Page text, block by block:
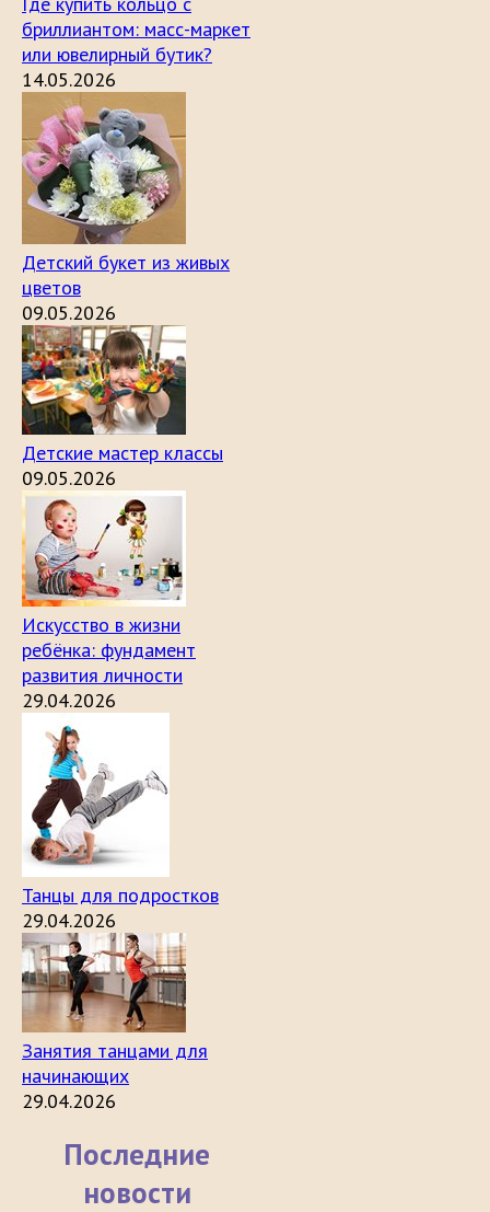
бриллиантом: масс-маркет
или ювелирный бутик?
14.05.2026
Детский букет из живых
цветов
09.05.2026
Детские мастер классы
09.05.2026
Искусство в жизни
ребёнка: фундамент
развития личности
29.04.2026
Танцы для подростков
29.04.2026
Занятия танцами для
начинающих
29.04.2026
Последние
новости